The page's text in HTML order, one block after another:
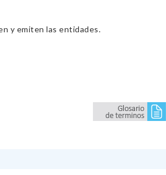
y emiten las entidades.